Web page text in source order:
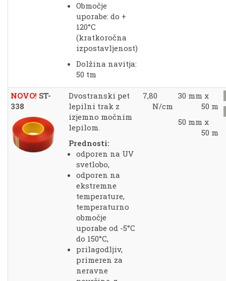
Območje
uporabe: do +
120°C
(kratkoročna
izpostavljenost)
Dolžina navitja:
50 tm
NOVO! ST-
338
Dvostranski pet
lepilni trak z
izjemno močnim
lepilom.
Prednosti:
odporen na UV
svetlobo,
odporen na
ekstremne
temperature,
temperaturno
območje
uporabe od -5°C
do 150°C,
prilagodljiv,
primeren za
neravne
7,80
N/cm
30 mm x
50 m
50 mm x
50 m